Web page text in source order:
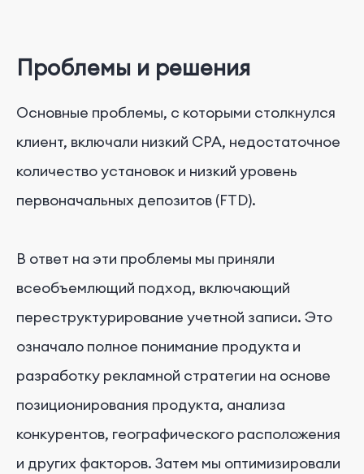
Проблемы и решения
Основные проблемы, с которыми столкнулся
клиент, включали низкий CPA, недостаточное
количество установок и низкий уровень
первоначальных депозитов (FTD).
В ответ на эти проблемы мы приняли
всеобъемлющий подход, включающий
переструктурирование учетной записи. Это
означало полное понимание продукта и
разработку рекламной стратегии на основе
позиционирования продукта, анализа
конкурентов, географического расположения
и других факторов. Затем мы оптимизировали